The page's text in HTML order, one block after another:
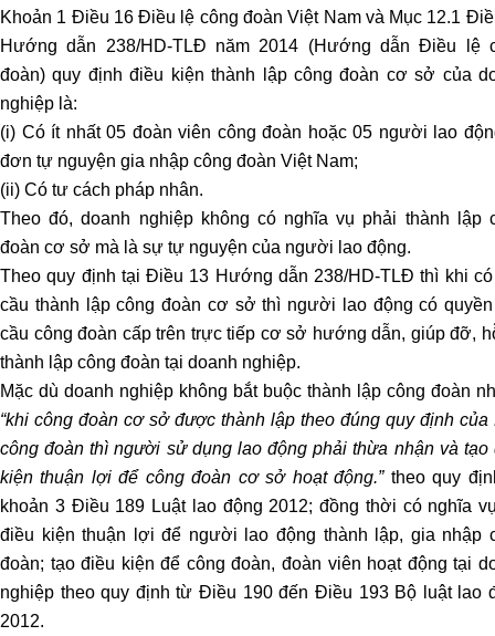
sáp
nhập
Dịch
vụ
đăng
ký
kinh
doanh
Tư
vấn
đầu
tư
nước
ngoài
Tư
vấn
soạn
thảo
hợp
đồng
Tư
vấn
phá
Khoản 1 Điều 16 Điều lệ công đoàn Việt Nam và Mục 12.1
Hướng dẫn 238/HD-TLĐ năm 2014 (Hướng dẫn Điều lệ
đoàn) quy định điều kiện thành lập công đoàn cơ sở của
nghiệp là:
(i) Có ít nhất 05 đoàn viên công đoàn hoặc 05 người lao
đơn tự nguyện gia nhập công đoàn Việt Nam;
(ii) Có tư cách pháp nhân.
Theo đó, doanh nghiệp không có nghĩa vụ phải thành lập
đoàn cơ sở mà là sự tự nguyện của người lao động.
Theo quy định tại Điều 13 Hướng dẫn 238/HD-TLĐ thì khi
cầu thành lập công đoàn cơ sở thì người lao động có
cầu công đoàn cấp trên trực tiếp cơ sở hướng dẫn, giúp đỡ,
thành lập công đoàn tại doanh nghiệp.
Mặc dù doanh nghiệp không bắt buộc thành lập công đoàn
“khi công đoàn cơ sở được thành lập theo đúng quy định của
công đoàn thì người sử dụng lao động phải thừa nhận và tạo
kiện thuận lợi để công đoàn cơ sở hoạt động.” theo quy
khoản 3 Điều 189 Luật lao động 2012; đồng thời có nghĩa
điều kiện thuận lợi để người lao động thành lập, gia nhập
đoàn; tạo điều kiện để công đoàn, đoàn viên hoạt động tại
nghiệp theo quy định từ Điều 190 đến Điều 193 Bộ luật lao
2012.